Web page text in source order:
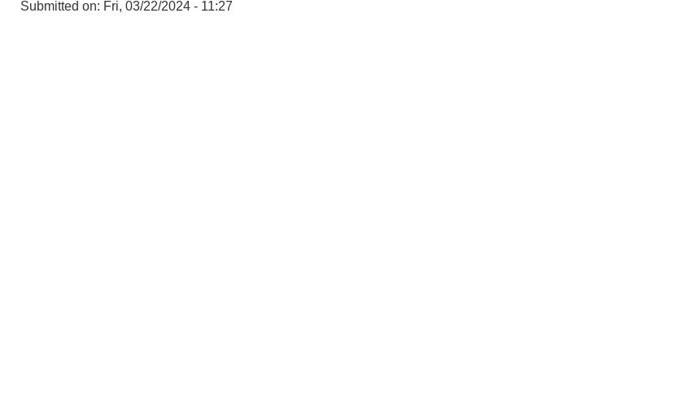
Submitted on: Fri, 03/22/2024 - 11:27